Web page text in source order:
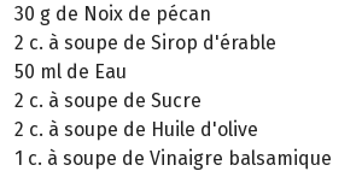
30 g de Noix de pécan
2 c. à soupe de Sirop d'érable
50 ml de Eau
2 c. à soupe de Sucre
2 c. à soupe de Huile d'olive
1 c. à soupe de Vinaigre balsamique